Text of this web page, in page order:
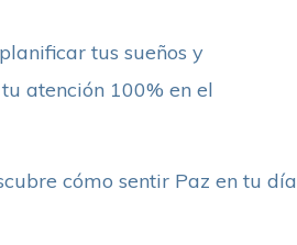
tus sueños y
atención 100% en el
cómo sentir Paz en tu día